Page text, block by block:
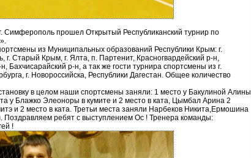
Симферополь прошел Открытый Республиканский турнир по
из Муниципальных образований Республики Крым: г.
г. Старый Крым, г. Ялта, п. Партенит, Красногвардейский р-н,
Бахчисарайский р-н, а так же гости турнира спортсмены из г.
г. Новороссийска, Республики Дагестан. Общее количество
в целом наши спортсмены заняли: 1 место у Бакулиной Алины
у Блажко Элеоноры в кумите и 2 место в ката, Цымбал Арина 2
и 2 место в ката. Третьи места заняли Нарбеков Никита,Ермошина
Поздравляем ребят с выступлением Ос ! Тренера команды:
!